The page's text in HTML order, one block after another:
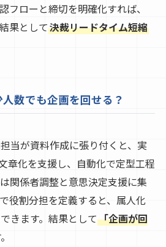
フローと締切を明確化すれば、
果として決裁リードタイム短縮
数でも企画を回せる？
当が資料作成に張り付くと、実
章化を支援し、自動化で定型工程
関係者調整と意思決定支援に集
役割分担を定義すると、属人化
きます。結果として「企画が回